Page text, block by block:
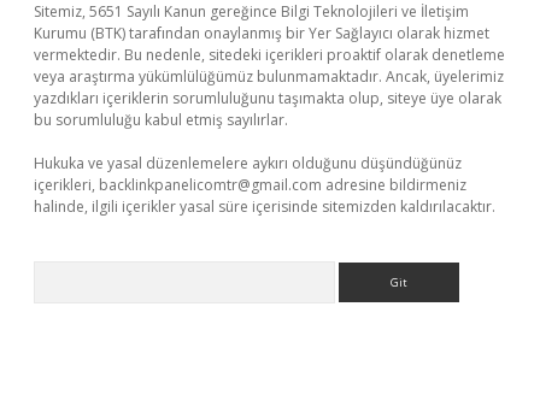
Sitemiz, 5651 Sayılı Kanun gereğince Bilgi Teknolojileri ve İletişim
Kurumu (BTK) tarafından onaylanmış bir Yer Sağlayıcı olarak hizmet
vermektedir. Bu nedenle, sitedeki içerikleri proaktif olarak denetleme
veya araştırma yükümlülüğümüz bulunmamaktadır. Ancak, üyelerimiz
yazdıkları içeriklerin sorumluluğunu taşımakta olup, siteye üye olarak
bu sorumluluğu kabul etmiş sayılırlar.
Hukuka ve yasal düzenlemelere aykırı olduğunu düşündüğünüz
içerikleri, backlinkpanelicomtr@gmail.com adresine bildirmeniz
halinde, ilgili içerikler yasal süre içerisinde sitemizden kaldırılacaktır.